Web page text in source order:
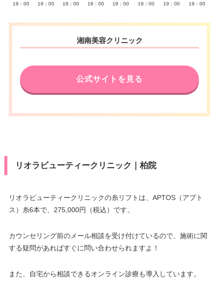
19：00
19：00
19：00
19：00
19：00
19：00
19：00
19：00
湘南美容クリニック
公式サイトを見る
リオラビューティークリニック｜柏院
リオラビューティークリニックの糸リフトは、APTOS（アプト
ス）糸6本で、275,000円（税込）です。
カウンセリング前のメール相談を受け付けているので、施術に関
する疑問があればすぐに問い合わせられますよ！
また、自宅から相談できるオンライン診療も導入しています。